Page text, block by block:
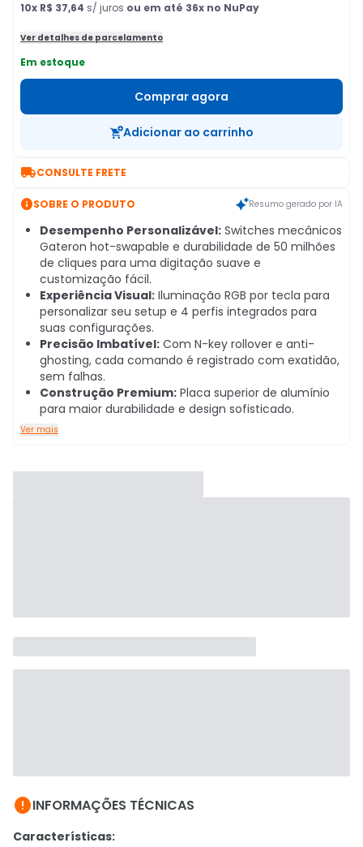
10x R$ 37,64 s/ juros ou em até 36x no NuPay
Ver detalhes de parcelamento
Em estoque
Comprar agora
Adicionar ao carrinho
CONSULTE FRETE
SOBRE O PRODUTO Resumo gerado por IA
Desempenho Personalizável: Switches mecânicos
Gateron hot-swapable e durabilidade de 50 milhões
de cliques para uma digitação suave e
customização fácil.
Experiência Visual: Iluminação RGB por tecla para
personalizar seu setup e 4 perfis integrados para
suas configurações.
Precisão Imbatível: Com N-key rollover e anti-
ghosting, cada comando é registrado com exatidão,
sem falhas.
Construção Premium: Placa superior de alumínio
para maior durabilidade e design sofisticado.
Ver mais
INFORMAÇÕES TÉCNICAS
Características: